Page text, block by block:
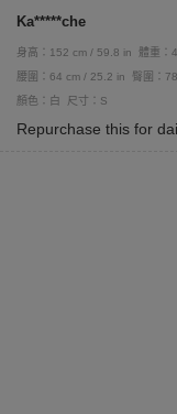
Ka*****che
身高：152 cm / 59.8 in 體重：
腰圍：64 cm / 25.2 in
臀圍：
顏色：白
尺寸：S
Repurchase this for